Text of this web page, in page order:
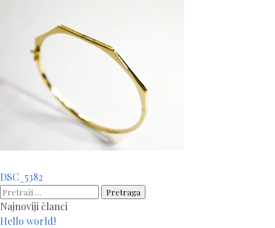
Navigacija
članaka
DSC_5382
Pretraga:
Najnoviji članci
Hello world!